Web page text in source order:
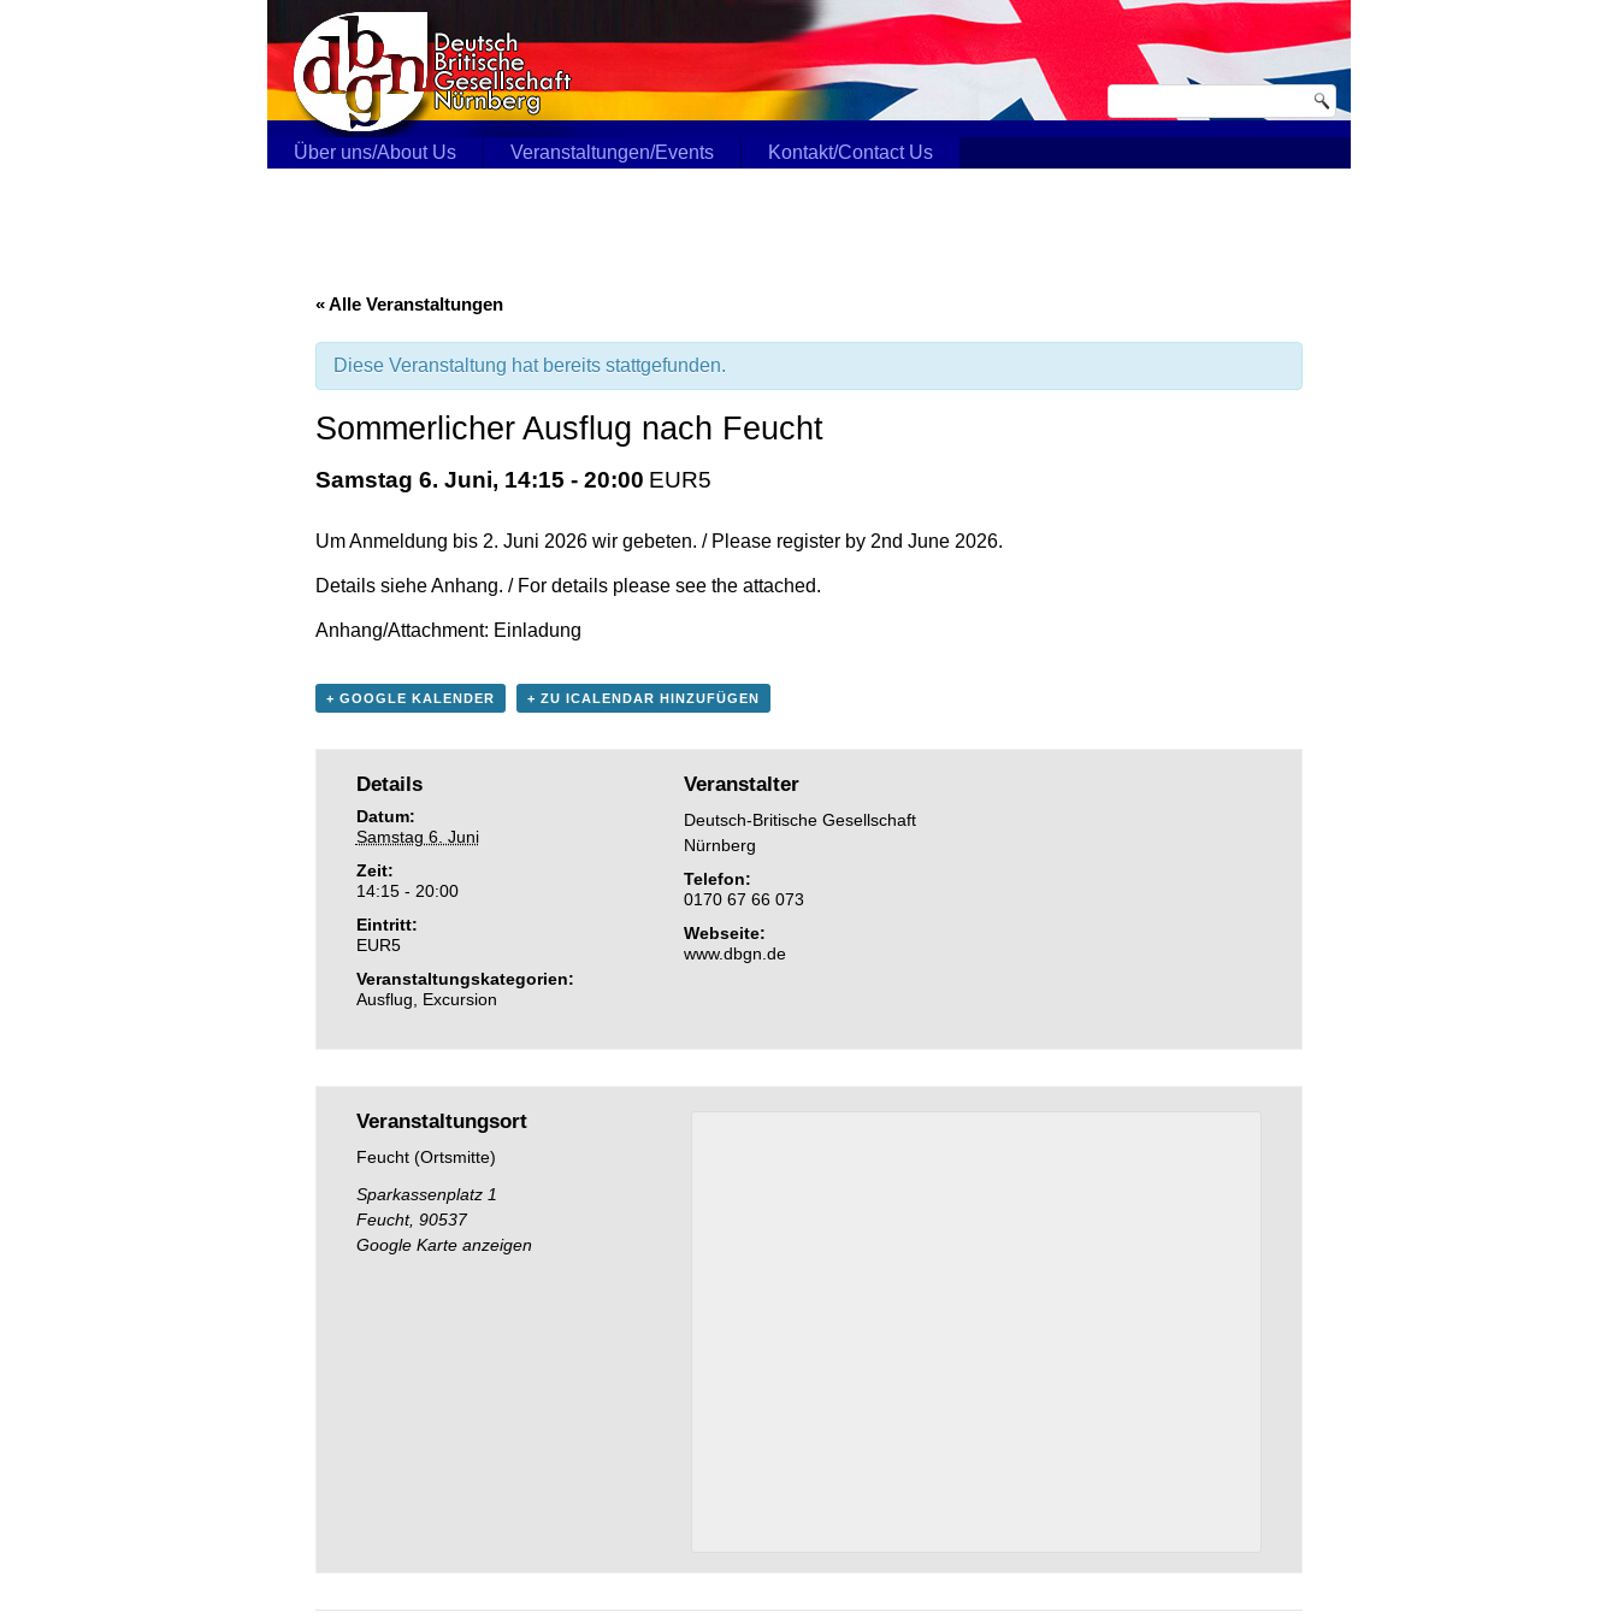
Über uns/About Us Veranstaltungen/Events Kontakt/Contact Us
« Alle Veranstaltungen
Diese Veranstaltung hat bereits stattgefunden.
Sommerlicher Ausflug nach Feucht
Samstag 6. Juni, 14:15 - 20:00 EUR5
Um Anmeldung bis 2. Juni 2026 wir gebeten. / Please register by 2nd June 2026.
Details siehe Anhang. / For details please see the attached.
Anhang/Attachment: Einladung
+ GOOGLE KALENDER + ZU ICALENDAR HINZUFÜGEN
Details
Datum:
Samstag 6. Juni
Zeit:
14:15 - 20:00
Eintritt:
EUR5
Veranstaltungskategorien:
Ausflug
Excursion
Veranstalter
Deutsch-Britische Gesellschaft
Nürnberg
Telefon:
0170 67 66 073
Webseite:
www.dbgn.de
Veranstaltungsort
Feucht (Ortsmitte)
Sparkassenplatz 1
Feucht, 90537
Google Karte anzeigen